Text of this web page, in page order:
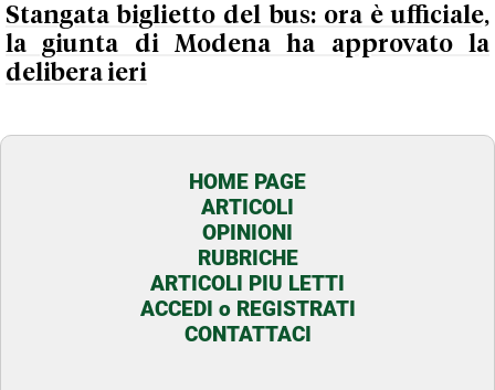
Stangata biglietto del bus: ora è ufficiale,
la giunta di Modena ha approvato la
delibera ieri
HOME PAGE
ARTICOLI
OPINIONI
RUBRICHE
ARTICOLI PIU LETTI
ACCEDI o REGISTRATI
CONTATTACI